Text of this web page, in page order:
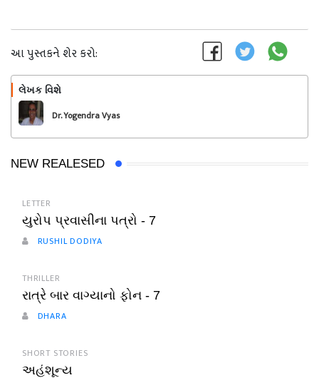
આ પુસ્તકને શેર કરો:
લેખક વિશે
Dr. Yogendra Vyas
NEW REALESED
LETTER
યુરોપ પ્રવાસીના પત્રો - 7
RUSHIL DODIYA
THRILLER
રાત્રે બાર વાગ્યાનો ફોન - 7
DHARA
SHORT STORIES
અહંશૂન્ય